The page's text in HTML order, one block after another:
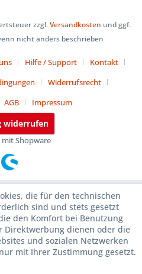
zzgl.Versandkosten und ggf.
nicht anders beschrieben
Hilfe / Support
Kontakt
Widerrufsrecht
AGB Impressum
widerrufen
mit Shopware
die für den technischen
sind und stets gesetzt
den Komfort bei Benutzung
Direktwerbung dienen oder die
und sozialen Netzwerken
mit Ihrer Zustimmung gesetzt.